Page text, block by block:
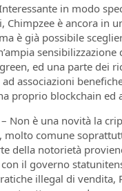
in modo
Chimpzee è ancora in
è già possibile
sensibilizzazione
ed una parte dei
associazioni
proprio blockchain ed
– Non è una novità la
molto comune
della notorietà
il governo
illegal di vendita,